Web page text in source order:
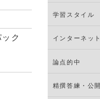
ク
学習スタイル
インターネッ
論点的中
精撰答練・公